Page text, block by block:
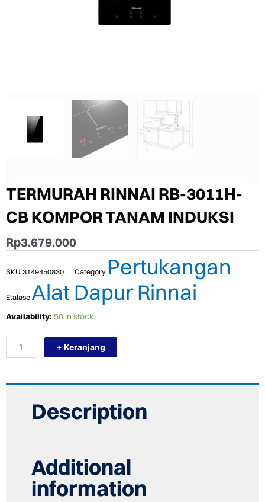
TERMURAH RINNAI RB-3011H-
CB KOMPOR TANAM INDUKSI
Rp3.679.000
SKU 3149450830 Category Pertukangan
EtalaseAlat Dapur Rinnai
Availability: 50 in stock
TERMURAH
RB-
3011H-
CB
+ Keranjang
Description
Additional
information